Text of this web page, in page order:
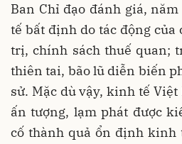
Ban Chỉ đạo đánh giá,
tế bất định do tác động
trị, chính sách thuế quan;
thiên tai, bão lũ diễn biến
sử. Mặc dù vậy, kinh tế
ấn tượng, lạm phát được
cố thành quả ổn định